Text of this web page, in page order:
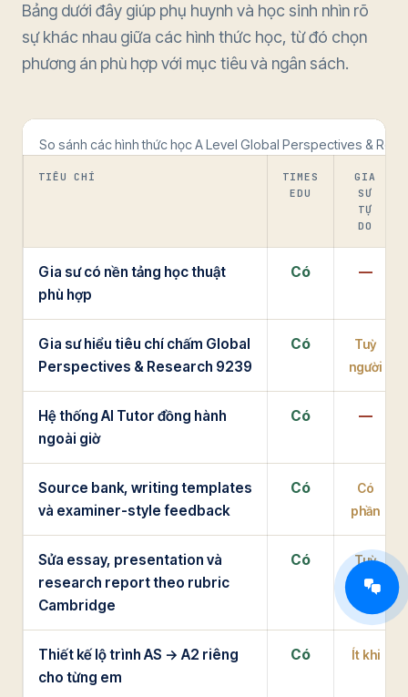
Bảng dưới đây giúp phụ huynh và học sinh nhìn rõ
sự khác nhau giữa các hình thức học, từ đó chọn
phương án phù hợp với mục tiêu và ngân sách.
So sánh các hình thức học A Level Global Perspectives &
TIÊU CHÍ
TIMES
EDU
GIA
SƯ
TỰ
DO
Gia sư có nền tảng học thuật
phù hợp
Có —
Gia sư hiểu tiêu chí chấm Global
Perspectives & Research 9239
Có
Tuỳ
người
Hệ thống AI Tutor đồng hành
ngoài giờ
Có —
Source bank, writing templates
và examiner-style feedback
Có
Có
phần
Sửa essay, presentation và
research report theo rubric
Cambridge
Có
Tuỳ
người
Thiết kế lộ trình AS → A2 riêng
cho từng em
Có Ít khi